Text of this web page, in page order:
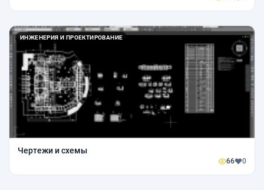
ИНЖЕНЕРИЯ И ПРОЕКТИРОВАНИЕ
Чертежи и схемы
66 0